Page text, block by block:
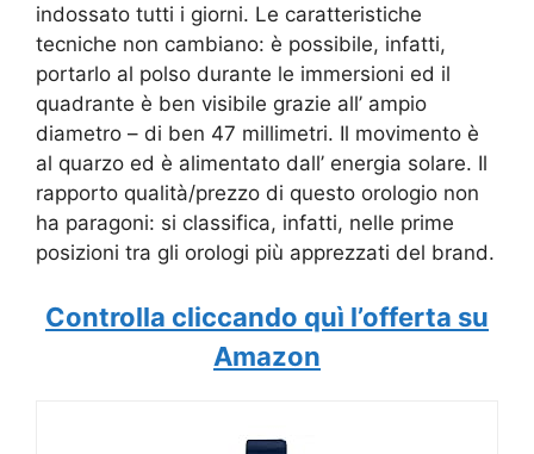
indossato tutti i giorni. Le caratteristiche
tecniche non cambiano: è possibile, infatti,
portarlo al polso durante le immersioni ed il
quadrante è ben visibile grazie all’ ampio
diametro – di ben 47 millimetri. Il movimento è
al quarzo ed è alimentato dall’ energia solare. Il
rapporto qualità/prezzo di questo orologio non
ha paragoni: si classifica, infatti, nelle prime
posizioni tra gli orologi più apprezzati del brand.
Controlla cliccando quì l’offerta su
Amazon